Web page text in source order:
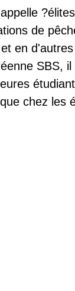
de
en
SBS,
chez